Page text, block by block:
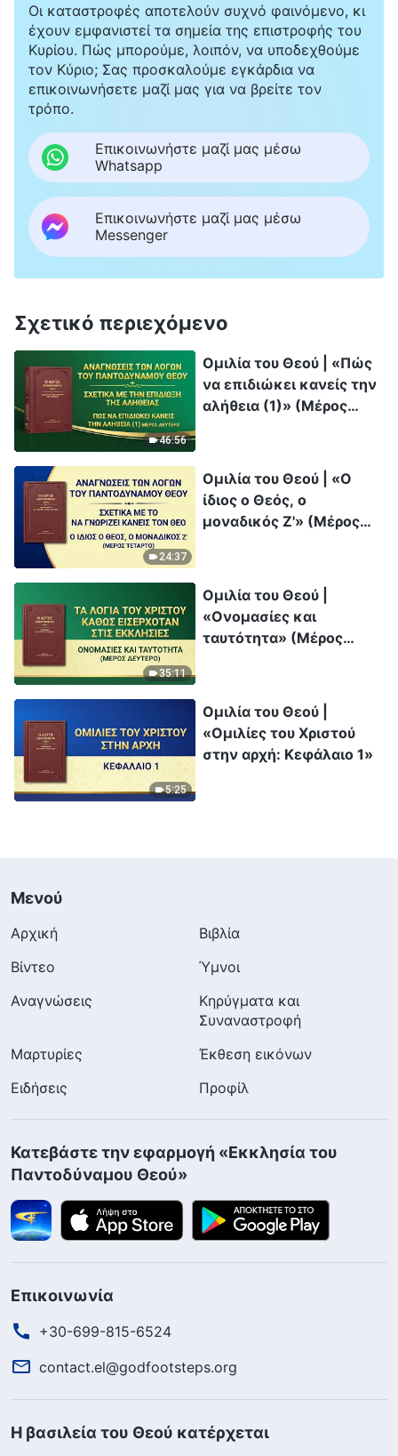
Οι καταστροφές αποτελούν συχνό φαινόμενο, κι
έχουν εμφανιστεί τα σημεία της επιστροφής του
Κυρίου. Πώς μπορούμε, λοιπόν, να υποδεχθούμε
τον Κύριο; Σας προσκαλούμε εγκάρδια να
επικοινωνήσετε μαζί μας για να βρείτε τον
τρόπο.
Επικοινωνήστε μαζί μας μέσω
Whatsapp
Επικοινωνήστε μαζί μας μέσω
Messenger
Σχετικό περιεχόμενο
46:56
Ομιλία του Θεού | «Πώς
να επιδιώκει κανείς την
αλήθεια (1)» (Μέρος
24:37
Ομιλία του Θεού | «Ο
ίδιος ο Θεός, ο
μοναδικός Ζ'» (Μέρος
35:11
Ομιλία του Θεού |
«Ονομασίες και
ταυτότητα» (Μέρος
5:25
Ομιλία του Θεού |
«Ομιλίες του Χριστού
στην αρχή: Κεφάλαιο 1»
Μενού
Αρχική
Βιβλία
Βίντεο
Ύμνοι
Αναγνώσεις
Κηρύγματα και
Συναναστροφή
Μαρτυρίες
Έκθεση εικόνων
Ειδήσεις
Προφίλ
Κατεβάστε την εφαρμογή «Εκκλησία του
Παντοδύναμου Θεού»
Επικοινωνία
+30-699-815-6524
contact.el@godfootsteps.org
Η βασιλεία του Θεού κατέρχεται